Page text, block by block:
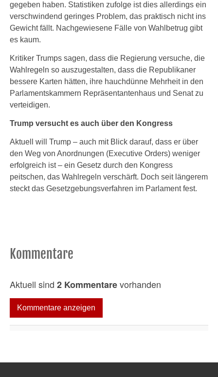
gegeben haben. Statistiken zufolge ist dies allerdings ein
verschwindend geringes Problem, das praktisch nicht ins
Gewicht fällt. Nachgewiesene Fälle von Wahlbetrug gibt
es kaum.
Kritiker Trumps sagen, dass die Regierung versuche, die
Wahlregeln so auszugestalten, dass die Republikaner
bessere Karten hätten, ihre hauchdünne Mehrheit in den
Parlamentskammern Repräsentantenhaus und Senat zu
verteidigen.
Trump versucht es auch über den Kongress
Aktuell will Trump – auch mit Blick darauf, dass er über
den Weg von Anordnungen (Executive Orders) weniger
erfolgreich ist – ein Gesetz durch den Kongress
peitschen, das Wahlregeln verschärft. Doch seit längerem
steckt das Gesetzgebungsverfahren im Parlament fest.
Kommentare
Aktuell sind 2 Kommentarevorhanden
Kommentare anzeigen